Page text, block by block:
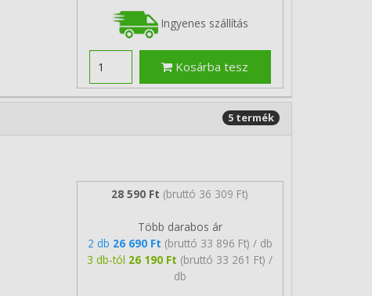
Ingyenes szállítás
Kosárba tesz
5 termék
28 590 Ft (bruttó 36 309 Ft)
Több darabos ár
2 db 26 690 Ft (bruttó 33 896 Ft) / db
3 db-tól 26 190 Ft (bruttó 33 261 Ft) /
db